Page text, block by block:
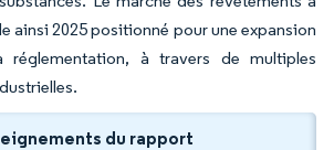
ainsi 2025 positionné pour une expansion
réglementation, à travers de multiples
du rapport